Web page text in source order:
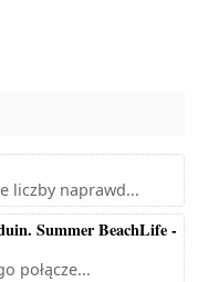
liczby naprawd...
Summer BeachLife -
połącze...